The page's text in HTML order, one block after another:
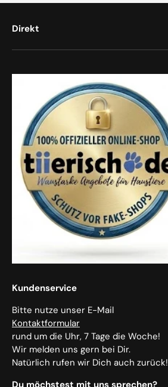
Direkt
Kundenservice
Bitte nutze unser E-Mail
Kontaktformular
rund um die Uhr, 7 Tage die Woche!
Wir melden uns gern bei Dir.
Natürlich rufen wir Dich auch zurück!